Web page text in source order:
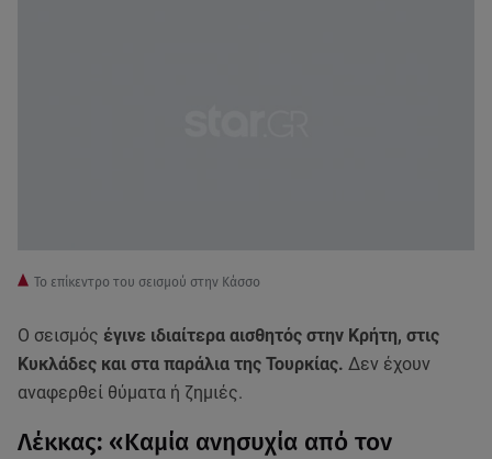
Το επίκεντρο του σεισμού στην Κάσσο
Ο σεισμός έγινε ιδιαίτερα αισθητός στην Κρήτη, στις
Κυκλάδες και στα παράλια της Τουρκίας. Δεν έχουν
αναφερθεί θύματα ή ζημιές.
Λέκκας: «Καμία ανησυχία από τον